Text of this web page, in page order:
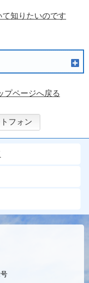
知りたいのです
プページへ戻る
フォン